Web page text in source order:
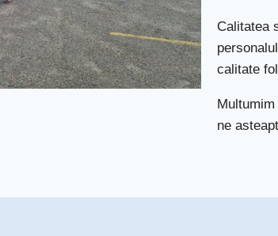
Calitatea
calitate
ne